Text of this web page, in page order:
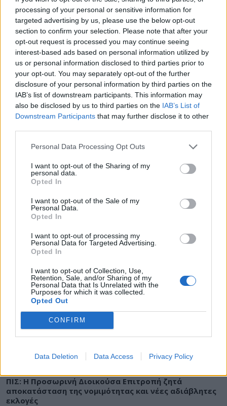
processing of your personal or sensitive information for
targeted advertising by us, please use the below opt-out
section to confirm your selection. Please note that after your
opt-out request is processed you may continue seeing
interest-based ads based on personal information utilized by
us or personal information disclosed to third parties prior to
your opt-out. You may separately opt-out of the further
disclosure of your personal information by third parties on the
IAB’s list of downstream participants. This information may
also be disclosed by us to third parties on the IAB’s List of
Downstream Participants that may further disclose it to other
Personal Data Processing Opt Outs
I want to opt-out of the Sharing of my
personal data.
Opted In
I want to opt-out of the Sale of my
Personal Data.
Opted In
I want to opt-out of processing my
Personal Data for Targeted Advertising.
Opted In
I want to opt-out of Collection, Use,
Retention, Sale, and/or Sharing of my
Personal Data that Is Unrelated with the
Purposes for which it was collected.
Opted Out
CONFIRM
Data Deletion Data Access Privacy Policy
ΡΟΗ ΕΙΔΗΣΕΩΝ
ΕΙΔΗΣΕΙΣ 06 Αυγούστου 2026 13:33
Ιός Δυτικού Νείλου: Στα 65 τα κρούσματα στην
Ελλάδα και 6 θάνατοι – Οι περιοχές υψηλού κινδύνου
06 Αυγούστου 2026
ΠΙΣ: Η Προσωρινή Διοικούσα Επιτροπή ζητά
αποκατάσταση της νομιμότητας και νέες αδιάβλητες
εκλογές